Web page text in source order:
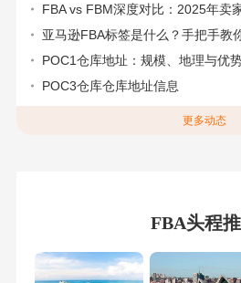
FBA vs FBM深度对比：2025年卖家该如
亚马逊FBA标签是什么？手把手教你设
POC1仓库地址：规模、地理与优
POC3仓库仓库地址信息
更多动态
FBA头程